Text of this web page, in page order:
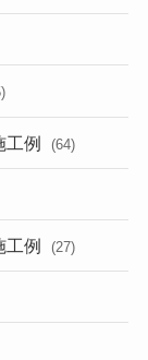
工例 (64)
工例 (27)